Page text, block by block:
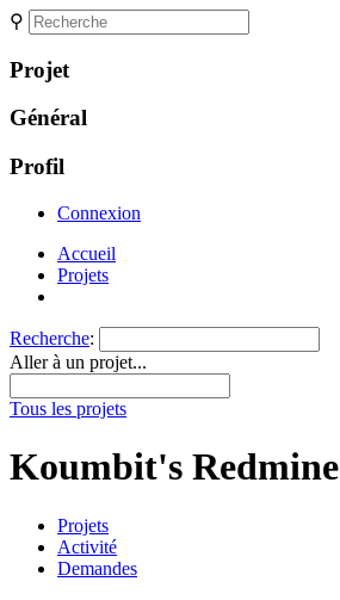
⚲
Projet
Général
Profil
Connexion
Accueil
Projets
Recherche:
Aller à un projet...
Tous les projets
Koumbit's Redmine
Projets
Activité
Demandes